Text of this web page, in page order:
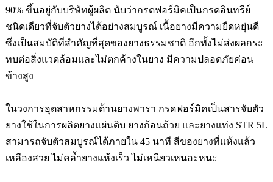
90% ขึ้นอยู่กับบริษัทผู้ผลิต นับว่ากรดฟอร์มิคเป็นกรดอินทรีย์
ชนิดเดียวที่จับตัวยางได้อย่างสมบูรณ์ เนื้อยางมีความยืดหยุ่นดี
ซึ่งเป็นสมบัติที่สำคัญที่สุดของยางธรรมชาติ อีกทั้งไม่ส่งผลกระ
ทบต่อสิ่งแวดล้อมและไม่ตกค้างในยาง มีความปลอดภัยค่อน
ข้างสูง
ในวงการอุตสาหกรรมด้านยางพารา กรดฟอร์มิคเป็นสารจับตัว
ยางใช้ในการผลิตยางแผ่นดิบ ยางก้อนถ้วย และยางแท่ง STR 5L
สามารถจับตัวสมบูรณ์ได้ภายใน45 นาที สีของยางที่แห้งแล้ว
เหลืองสวย ไม่คล้ำยางแห้งเร็ว ไม่เหนียวเหนอะหนะ